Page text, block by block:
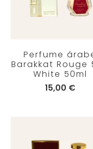
Perfume
Barakkat Rouge
White 50ml
15,00 €